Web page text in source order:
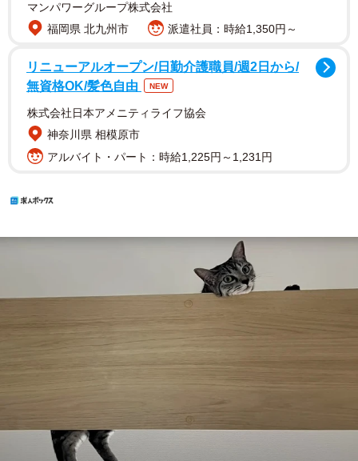
マンパワーグループ株式会社
福岡県 北九州市
派遣社員：時給1,350円～
リニューアルオープン/日勤介護職員/週2日から/
無資格OK/髪色自由
NEW
株式会社日本アメニティライフ協会
神奈川県 相模原市
アルバイト・パート：時給1,225円～1,231円